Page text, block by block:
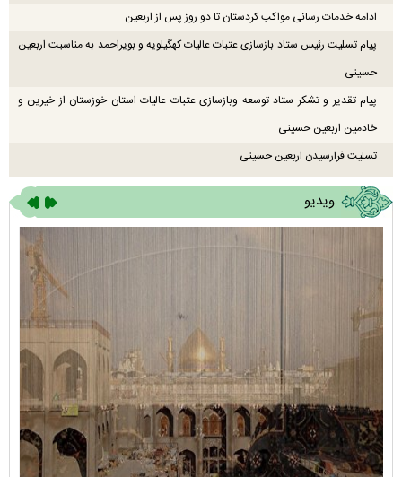
ادامه خدمات رسانی مواکب کردستان تا دو روز پس از اربعین
پیام تسلیت رئیس ستاد بازسازی عتبات عالیات کهگیلویه و بویراحمد به مناسبت اربعین
حسینی
پیام تقدیر و تشکر ستاد توسعه وبازسازی عتبات عالیات استان خوزستان از خیرین و
خادمین اربعین حسینی
تسلیت فرارسیدن اربعین حسینی
ویدیو